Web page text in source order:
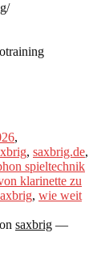
,
, saxbrig.de,
spieltechnik
klarinette zu
, wie weit
saxbrig —